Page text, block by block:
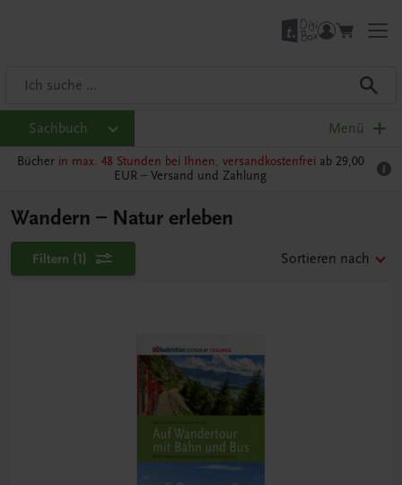
Sachbuch Menü
Bücher in max. 48 Stunden bei Ihnen, versandkostenfrei ab 29,00
EUR – Versand und Zahlung
Wandern – Natur erleben
Filtern (1) Sortieren nach